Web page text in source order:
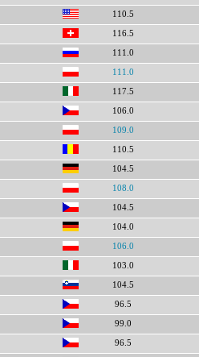
110.5
116.5
111.0
111.0
117.5
106.0
109.0
110.5
104.5
108.0
104.5
104.0
106.0
103.0
104.5
96.5
99.0
96.5